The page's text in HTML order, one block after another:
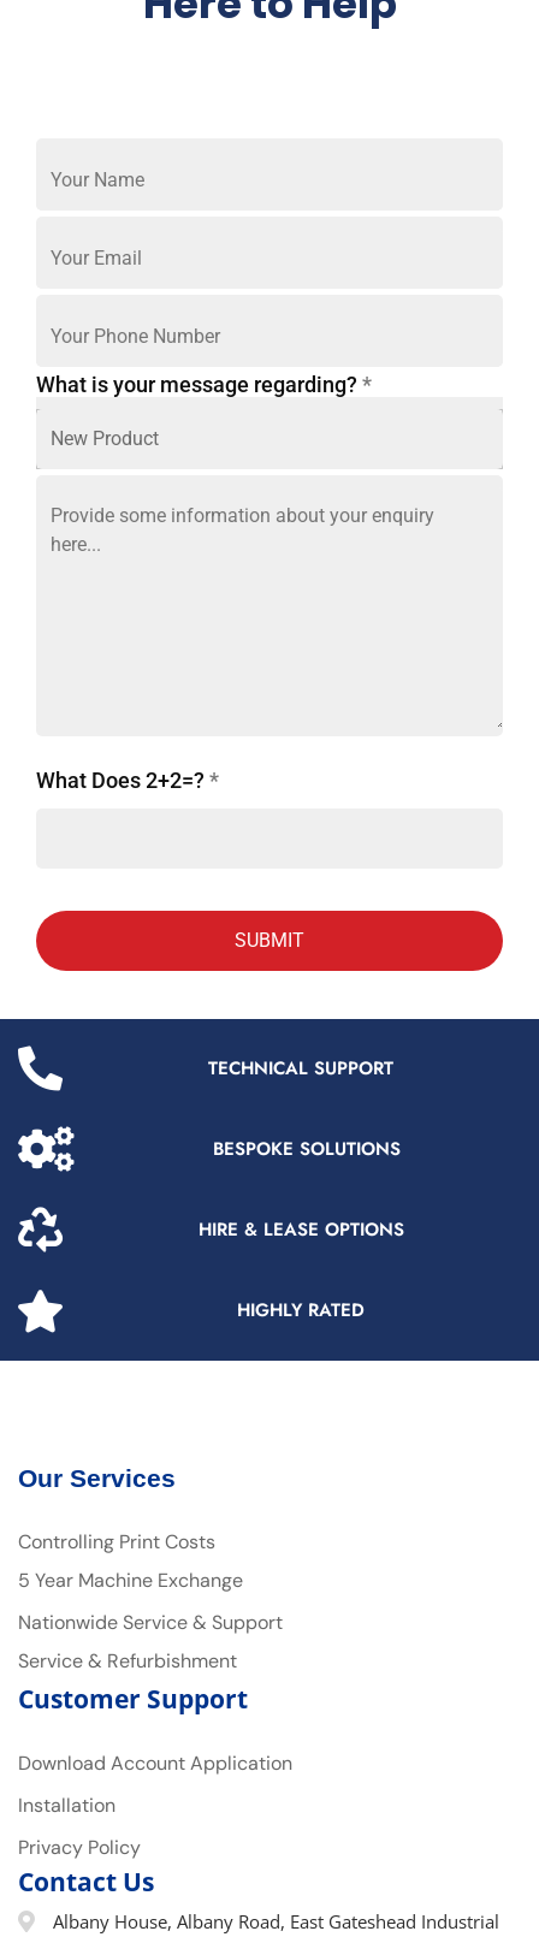
What is your message regarding? *
What Does 2+2=? *
TECHNICAL SUPPORT
BESPOKE SOLUTIONS
HIRE & LEASE OPTIONS
HIGHLY RATED
Our Services
Controlling Print Costs
5 Year Machine Exchange
Nationwide Service & Support
Service & Refurbishment
Customer Support
Download Account Application
Installation
Privacy Policy
Contact Us
Albany House, Albany Road, East Gateshead Industrial